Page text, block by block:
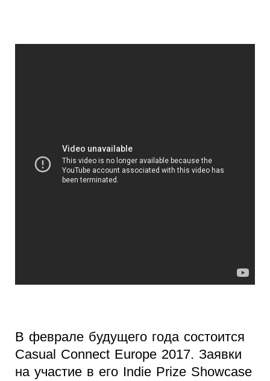
В феврале будущего года состоится
Casual Connect Europe 2017. Заявки
на участие в его Indie Prize Showcase